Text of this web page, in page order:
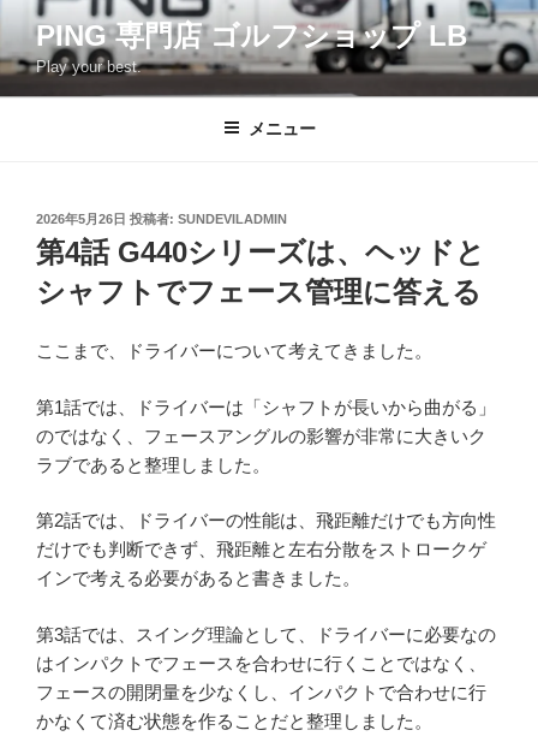
テ
ン
PING 専門店 ゴルフショップ LB
Play your best.
メニュー
投
稿
日:
2026年5月26日 投稿者: SUNDEVILADMIN
第4話 G440シリーズは、ヘッドと
シャフトでフェース管理に答える
ここまで、ドライバーについて考えてきました。
第1話では、ドライバーは「シャフトが長いから曲がる」
のではなく、フェースアングルの影響が非常に大きいク
ラブであると整理しました。
第2話では、ドライバーの性能は、飛距離だけでも方向性
だけでも判断できず、飛距離と左右分散をストロークゲ
インで考える必要があると書きました。
第3話では、スイング理論として、ドライバーに必要なの
はインパクトでフェースを合わせに行くことではなく、
フェースの開閉量を少なくし、インパクトで合わせに行
かなくて済む状態を作ることだと整理しました。